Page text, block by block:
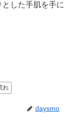
した手肌を手に
れ
daysmo